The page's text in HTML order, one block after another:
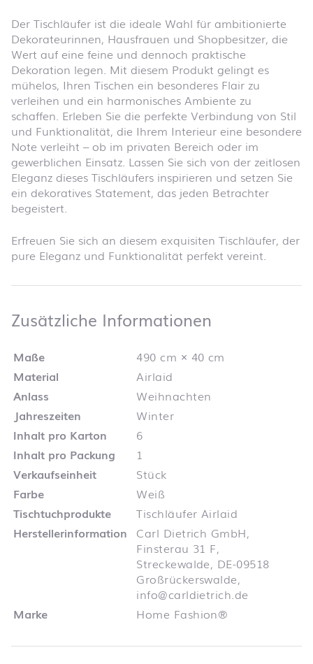
Der Tischläufer ist die ideale Wahl für ambitionierte
Dekorateurinnen, Hausfrauen und Shopbesitzer, die
Wert auf eine feine und dennoch praktische
Dekoration legen. Mit diesem Produkt gelingt es
mühelos, Ihren Tischen ein besonderes Flair zu
verleihen und ein harmonisches Ambiente zu
schaffen. Erleben Sie die perfekte Verbindung von Stil
und Funktionalität, die Ihrem Interieur eine besondere
Note verleiht – ob im privaten Bereich oder im
gewerblichen Einsatz. Lassen Sie sich von der zeitlosen
Eleganz dieses Tischläufers inspirieren und setzen Sie
ein dekoratives Statement, das jeden Betrachter
begeistert.
Erfreuen Sie sich an diesem exquisiten Tischläufer, der
pure Eleganz und Funktionalität perfekt vereint.
Zusätzliche Informationen
Maße
490 cm × 40 cm
Material
Airlaid
Anlass
Weihnachten
Jahreszeiten
Winter
Inhalt pro Karton
6
Inhalt pro Packung
1
Verkaufseinheit
Stück
Farbe
Weiß
Tischtuchprodukte
Tischläufer Airlaid
Herstellerinformation
Carl Dietrich GmbH,
Finsterau 31 F,
Streckewalde, DE-09518
Großrückerswalde,
info@carldietrich.de
Marke
Home Fashion®